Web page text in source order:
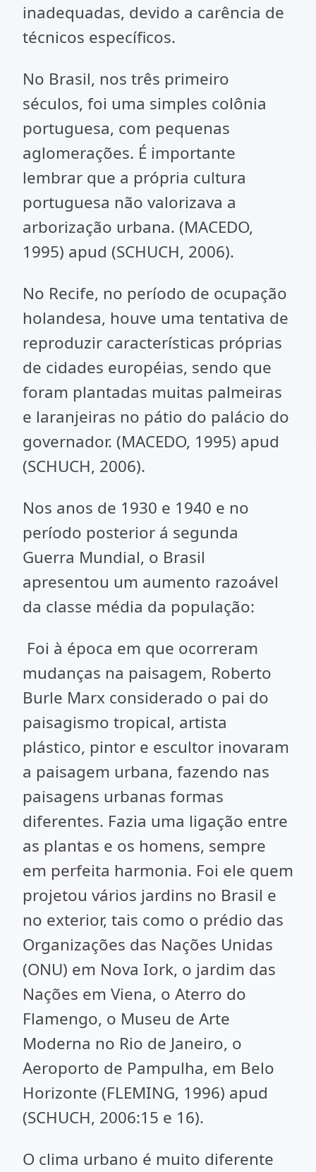
inadequadas, devido a carência de
técnicos específicos.
No Brasil, nos três primeiro
séculos, foi uma simples colônia
portuguesa, com pequenas
aglomerações. É importante
lembrar que a própria cultura
portuguesa não valorizava a
arborização urbana. (MACEDO,
1995) apud (SCHUCH, 2006).
No Recife, no período de ocupação
holandesa, houve uma tentativa de
reproduzir características próprias
de cidades européias, sendo que
foram plantadas muitas palmeiras
e laranjeiras no pátio do palácio do
governador. (MACEDO, 1995) apud
(SCHUCH, 2006).
Nos anos de 1930 e 1940 e no
período posterior á segunda
Guerra Mundial, o Brasil
apresentou um aumento razoável
da classe média da população:
Foi à época em que ocorreram
mudanças na paisagem, Roberto
Burle Marx considerado o pai do
paisagismo tropical, artista
plástico, pintor e escultor inovaram
a paisagem urbana, fazendo nas
paisagens urbanas formas
diferentes. Fazia uma ligação entre
as plantas e os homens, sempre
em perfeita harmonia. Foi ele quem
projetou vários jardins no Brasil e
no exterior, tais como o prédio das
Organizações das Nações Unidas
(ONU) em Nova Iork, o jardim das
Nações em Viena, o Aterro do
Flamengo, o Museu de Arte
Moderna no Rio de Janeiro, o
Aeroporto de Pampulha, em Belo
Horizonte (FLEMING, 1996) apud
(SCHUCH, 2006:15 e 16).
O clima urbano é muito diferente